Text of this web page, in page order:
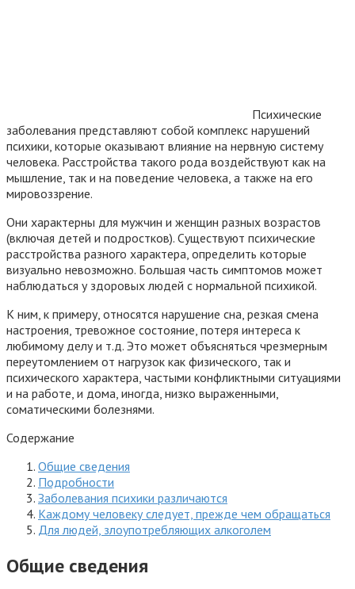
Психические
заболевания представляют собой комплекс нарушений
психики, которые оказывают влияние на нервную систему
человека. Расстройства такого рода воздействуют как на
мышление, так и на поведение человека, а также на его
мировоззрение.
Они характерны для мужчин и женщин разных возрастов
(включая детей и подростков). Существуют психические
расстройства разного характера, определить которые
визуально невозможно. Большая часть симптомов может
наблюдаться у здоровых людей с нормальной психикой.
К ним, к примеру, относятся нарушение сна, резкая смена
настроения, тревожное состояние, потеря интереса к
любимому делу и т.д. Это может объясняться чрезмерным
переутомлением от нагрузок как физического, так и
психического характера, частыми конфликтными ситуациями
и на работе, и дома, иногда, низко выраженными,
соматическими болезнями.
Содержание
Общие сведения
Подробности
Заболевания психики различаются
Каждому человеку следует, прежде чем обращаться
Для людей, злоупотребляющих алкоголем
Общие сведения